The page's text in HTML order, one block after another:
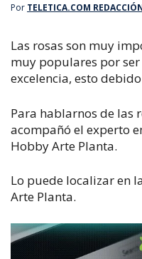
Por TELETICA.COM
Las rosas son muy
muy populares por
excelencia, esto
Para hablarnos de las
acompañó el experto
Hobby Arte Planta.
Lo puede localizar en
Arte Planta.